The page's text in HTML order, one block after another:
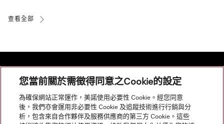
查看全部
網站導航
您當前關於需徵得同意之Cookie的設定
為確保網站正常運作，美諾使用必要性 Cookie。經您同意
後，我們亦會運用非必要性 Cookie 及追蹤技術進行行銷與分
析，包含來自合作夥伴及服務供應商的第三方 Cookie。這些